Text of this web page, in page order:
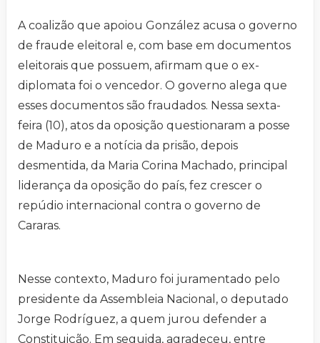
A coalizão que apoiou González acusa o governo
de fraude eleitoral e, com base em documentos
eleitorais que possuem, afirmam que o ex-
diplomata foi o vencedor. O governo alega que
esses documentos são fraudados. Nessa sexta-
feira (10), atos da oposição questionaram a posse
de Maduro e a notícia da prisão, depois
desmentida, da Maria Corina Machado, principal
liderança da oposição do país, fez crescer o
repúdio internacional contra o governo de
Cararas.
Nesse contexto, Maduro foi juramentado pelo
presidente da Assembleia Nacional, o deputado
Jorge Rodríguez, a quem jurou defender a
Constituição. Em seguida, agradeceu, entre